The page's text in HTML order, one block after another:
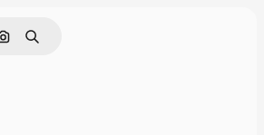
Pesquisar por imagem
Buscar